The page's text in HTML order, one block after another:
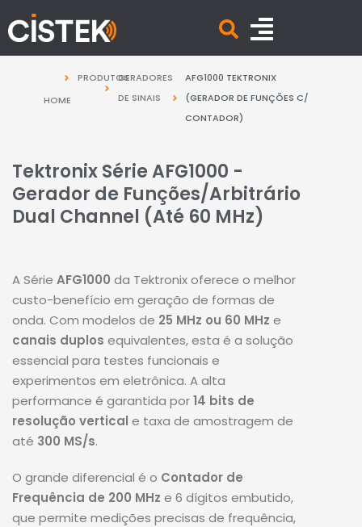
HOME
PRODUTOSGERADORES
DE SINAIS
AFG1000 TEKTRONIX
(GERADOR DE FUNÇÕES C/
CONTADOR)
Tektronix Série AFG1000 -
Gerador de Funções/Arbitrário
Dual Channel (Até 60 MHz)
A Série AFG1000 da Tektronix oferece o melhor
custo-benefício em geração de formas de
onda. Com modelos de 25 MHz ou 60 MHz e
canais duplos equivalentes, esta é a solução
essencial para testes funcionais e
experimentos em eletrônica. A alta
performance é garantida por14 bits de
resolução vertical e taxa de amostragem de
até 300 MS/s.
O grande diferencial é o Contador de
Frequência de 200 MHz e 6 dígitos embutido,
que permite medições precisas de frequência,